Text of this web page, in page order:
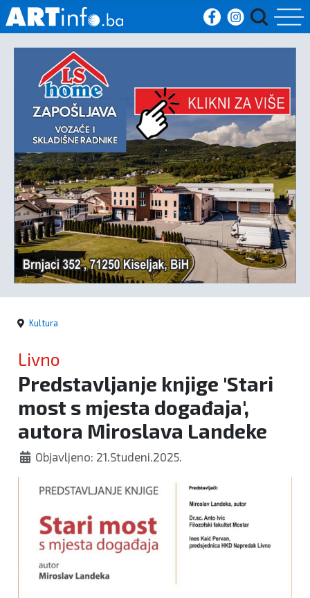
Početna
Vijesti
Sport
Kultura
Crna
kronika
Politika
Kultura
Livno
Predstavljanje knjige 'Stari
most s mjesta događaja',
autora Miroslava Landeke
Objavljeno: 21.Studeni.2025.